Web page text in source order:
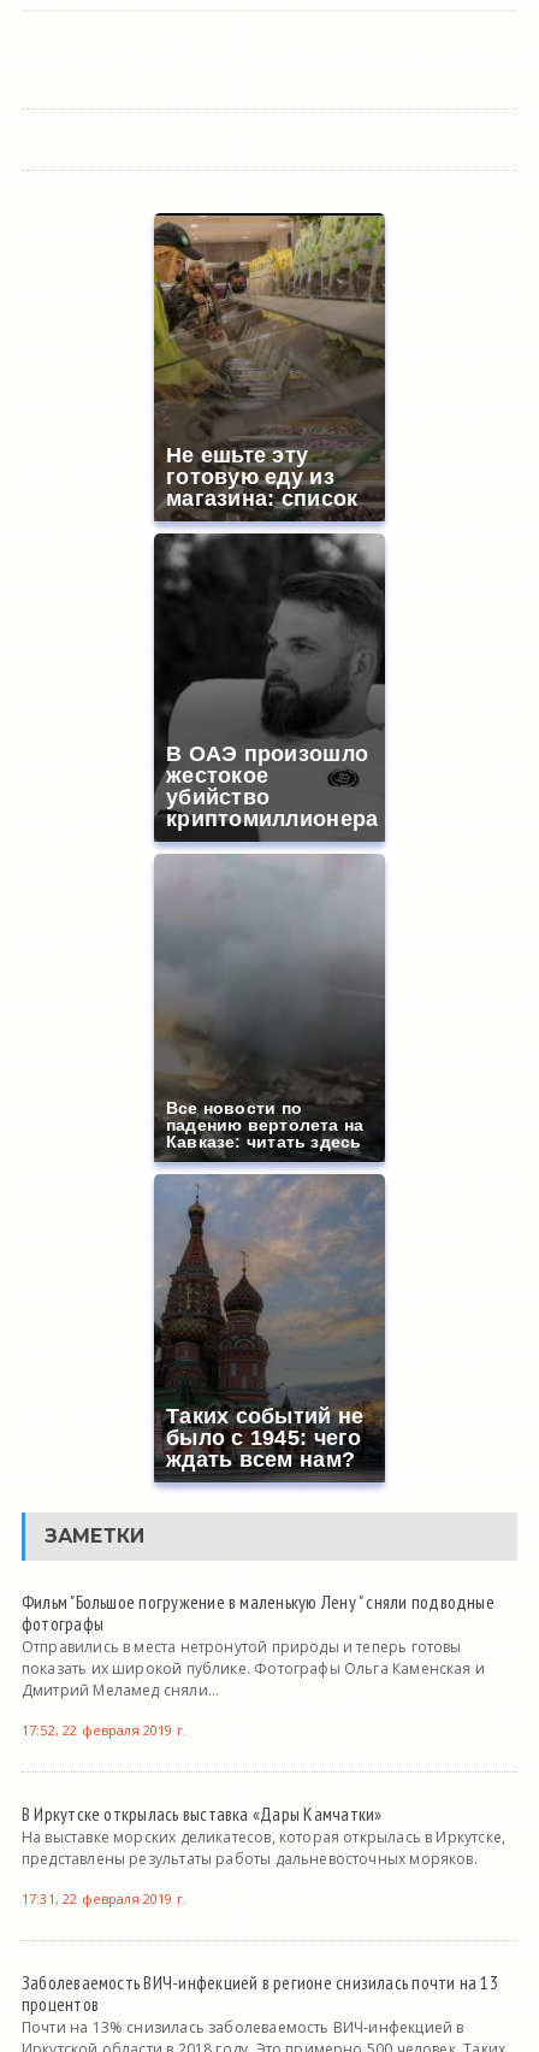
Не ешьте эту
готовую еду из
магазина: список
В ОАЭ произошло
жестокое
убийство
криптомиллионера
Все новости по
падению вертолета на
Кавказе: читать здесь
Таких событий не
было с 1945: чего
ждать всем нам?
ЗАМЕТКИ
Фильм "Большое погружение в маленькую Лену " сняли подводные
фотографы
Отправились в места нетронутой природы и теперь готовы
показать их широкой публике. Фотографы Ольга Каменская и
Дмитрий Меламед сняли...
17:52, 22 февраля 2019 г.
В Иркутске открылась выставка «Дары Камчатки»
На выставке морских деликатесов, которая открылась в Иркутске,
представлены результаты работы дальневосточных моряков.
17:31, 22 февраля 2019 г.
Заболеваемость ВИЧ-инфекцией в регионе снизилась почти на 13
процентов
Почти на 13% снизилась заболеваемость ВИЧ-инфекцией в